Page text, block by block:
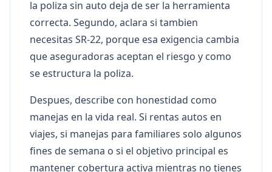
la poliza sin auto deja de ser la herramienta
correcta. Segundo, aclara si tambien
necesitas SR-22, porque esa exigencia cambia
que aseguradoras aceptan el riesgo y como
se estructura la poliza.
Despues, describe con honestidad como
manejas en la vida real. Si rentas autos en
viajes, si manejas para familiares solo algunos
fines de semana o si el objetivo principal es
mantener cobertura activa mientras no tienes